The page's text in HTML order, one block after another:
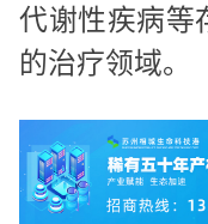
代谢性疾病等
的治疗领域。